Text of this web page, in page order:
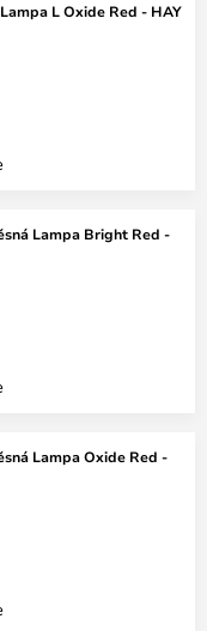
L Oxide Red - HAY
Lampa Bright Red -
Lampa Oxide Red -